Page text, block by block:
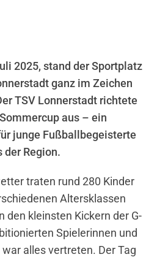
2025, stand der Sportplatz
ganz im Zeichen
TSV Lonnerstadt richtete
aus – ein
junge Fußballbegeisterte
der Region.
traten rund 280 Kinder
Altersklassen
den kleinsten Kickern der G-
Spielerinnen und
alles vertreten. Der Tag